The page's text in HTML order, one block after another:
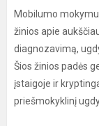
Mobilumo
žinios apie
diagnozavimą,
Šios žinios padės
įstaigoje ir
priešmokyklinį